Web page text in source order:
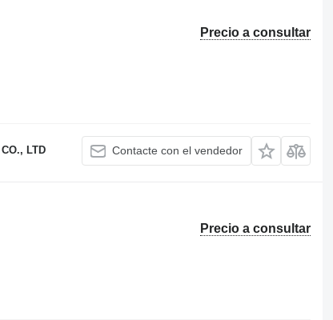
Precio a consultar
LTD Contacte con el vendedor
Precio a consultar